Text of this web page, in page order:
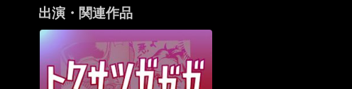
出演・関連作品